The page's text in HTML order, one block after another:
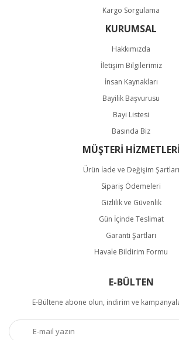
Kargo Sorgulama
KURUMSAL
Hakkımızda
İletişim Bilgilerimiz
İnsan Kaynakları
Bayilik Başvurusu
Bayi Listesi
Basında Biz
MÜŞTERİ HİZMETLERİ
Ürün İade ve Değişim Şartları
Sipariş Ödemeleri
Gizlilik ve Güvenlik
Gün İçinde Teslimat
Garanti Şartları
Havale Bildirim Formu
E-BÜLTEN
E-Bültene abone olun, indirim ve